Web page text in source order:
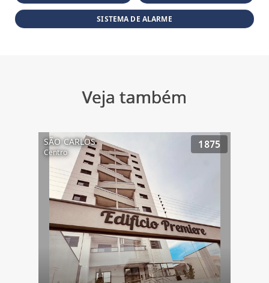
SISTEMA DE ALARME
Veja também
SÃO CARLOS
Centro
1875